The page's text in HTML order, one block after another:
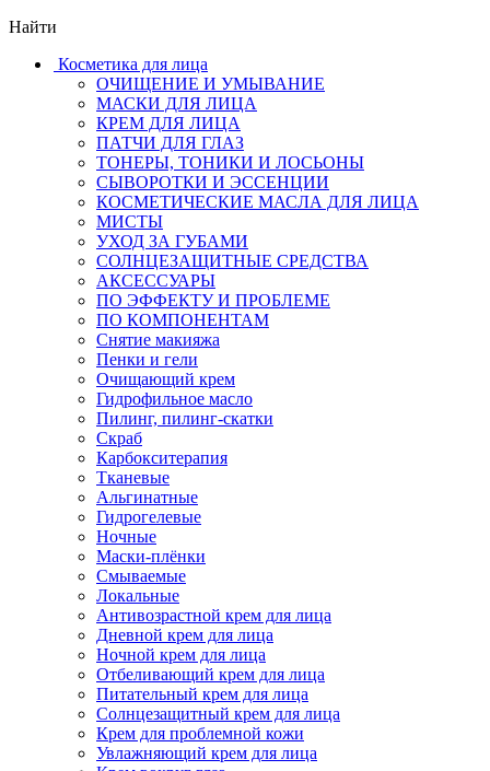
Найти
Косметика для лица
ОЧИЩЕНИЕ И УМЫВАНИЕ
МАСКИ ДЛЯ ЛИЦА
КРЕМ ДЛЯ ЛИЦА
ПАТЧИ ДЛЯ ГЛАЗ
ТОНЕРЫ, ТОНИКИ И ЛОСЬОНЫ
СЫВОРОТКИ И ЭССЕНЦИИ
КОСМЕТИЧЕСКИЕ МАСЛА ДЛЯ ЛИЦА
МИСТЫ
УХОД ЗА ГУБАМИ
СОЛНЦЕЗАЩИТНЫЕ СРЕДСТВА
АКСЕССУАРЫ
ПО ЭФФЕКТУ И ПРОБЛЕМЕ
ПО КОМПОНЕНТАМ
Снятие макияжа
Пенки и гели
Очищающий крем
Гидрофильное масло
Пилинг, пилинг-скатки
Скраб
Карбокситерапия
Тканевые
Альгинатные
Гидрогелевые
Ночные
Маски-плёнки
Смываемые
Локальные
Антивозрастной крем для лица
Дневной крем для лица
Ночной крем для лица
Отбеливающий крем для лица
Питательный крем для лица
Солнцезащитный крем для лица
Крем для проблемной кожи
Увлажняющий крем для лица